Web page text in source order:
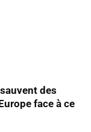
des
face à ce